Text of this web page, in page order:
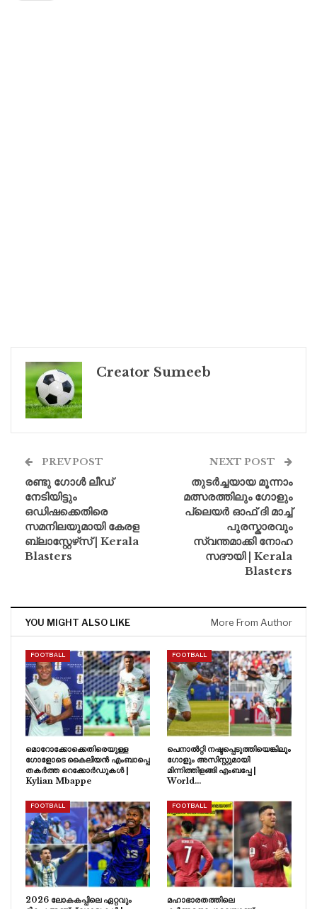
Creator Sumeeb
PREV POST
രണ്ടു ഗോൾ ലീഡ്
നേടിയിട്ടും
ഒഡിഷക്കെതിരെ
സമനിലയുമായി കേരള
ബ്ലാസ്റ്റേഴ്‌സ് | Kerala
Blasters
NEXT POST
തുടർച്ചയായ മൂന്നാം
മത്സരത്തിലും ഗോളും
പ്ലെയർ ഓഫ് ദി മാച്ച്
പുരസ്കാരവും
സ്വന്തമാക്കി നോഹ
സദൗയി | Kerala
Blasters
YOU MIGHT ALSO LIKE More From Author
FOOTBALL
മൊറോക്കോക്കെതിരെയുള്ള
ഗോളോടെ കൈലിയൻ എംബാപ്പെ
തകർത്ത റെക്കോർഡുകൾ |
Kylian Mbappe
FOOTBALL
പെനാൽറ്റി നഷ്ടപ്പെടുത്തിയെങ്കിലും
ഗോളും അസിസ്റ്റുമായി
മിന്നിത്തിളങ്ങി എംബപ്പേ |
World…
FOOTBALL
2026 ലോകകപ്പിലെ ഏറ്റവും
FOOTBALL
മഹാഭാരതത്തിലെ